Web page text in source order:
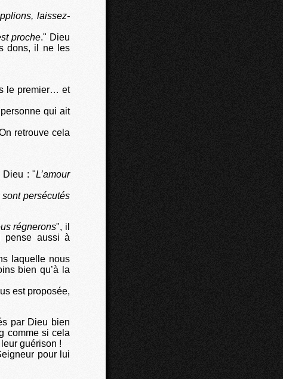
laissez-
proche." Dieu
dons, il ne les
le premier… et
qui ait
retrouve cela
Dieu : "L’amour
persécutés
régnerons", il
pense aussi à
laquelle nous
bien qu’à la
est proposée,
par Dieu bien
comme si cela
guérison !
pour lui